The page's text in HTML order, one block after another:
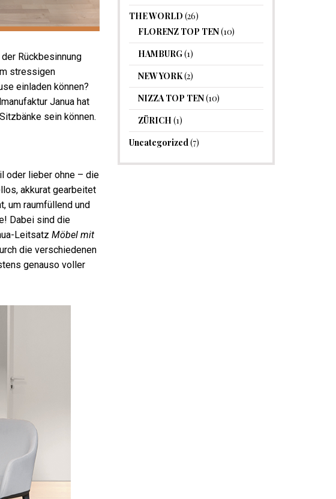
Rückbesinnung
stressigen
einladen können?
Janua hat
sein können.
oder lieber ohne – die
akkurat gearbeitet
um raumfüllend und
Dabei sind die
Leitsatz Möbel mit
die verschiedenen
genauso voller
THE WORLD (26)
FLORENZ TOP TEN(10)
HAMBURG(1)
NEW YORK(2)
NIZZA TOP TEN(10)
ZÜRICH (1)
Uncategorized(7)